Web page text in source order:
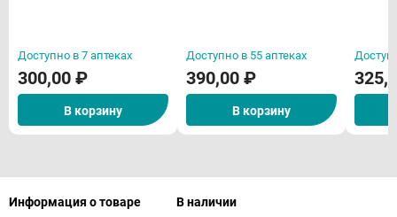
Доступно в 7 аптеках
300,00 ₽
В корзину
Доступно в 55 аптеках
390,00 ₽
В корзину
Информация о товаре В наличии